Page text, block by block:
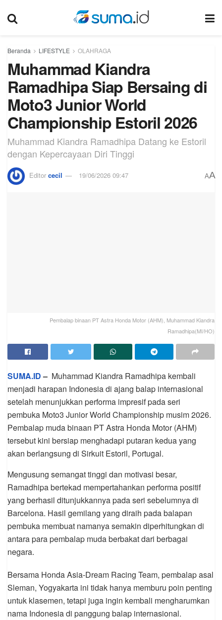
Beranda LIFESTYLE OLAHRAGA
Muhammad Kiandra
Ramadhipa Siap Bersaing di
Moto3 Junior World
Championship Estoril 2026
Muhammad Kiandra Ramadhipa Datang ke Estoril
dengan Kepercayaan Diri Tinggi
Editor cecil 19/06/2026 09:47 AA
Pembalap binaan PT Astra Honda Motor (AHM), Muhammad Kiandra
Ramadhipa(MI/HO)
SUMA.ID– Muhammad Kiandra Ramadhipa kembali
menjadi harapan Indonesia di ajang balap internasional
setelah menunjukkan performa impresif pada seri
pembuka Moto3 Junior World Championship musim 2026.
Pembalap muda binaan PT Astra Honda Motor (AHM)
tersebut kini bersiap menghadapi putaran kedua yang
akan berlangsung di Sirkuit Estoril, Portugal.
Mengusung semangat tinggi dan motivasi besar,
Ramadhipa bertekad mempertahankan performa positif
yang berhasil ditunjukkannya pada seri sebelumnya di
Barcelona. Hasil gemilang yang diraih pada balapan
pembuka membuat namanya semakin diperhitungkan di
antara para pembalap muda berbakat dari berbagai
negara.
Bersama Honda Asia-Dream Racing Team, pembalap asal
Sleman, Yogyakarta ini tidak hanya memburu poin penting
untuk klasemen, tetapi juga ingin kembali mengharumkan
nama Indonesia di panggung balap internasional.